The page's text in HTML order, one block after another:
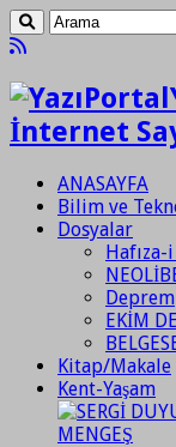
İnternet
ANASAYFA
Bilim ve
Dosyalar
Hafıza-
Deprem
EKİM
Kitap/Makale
Kent-Yaşam